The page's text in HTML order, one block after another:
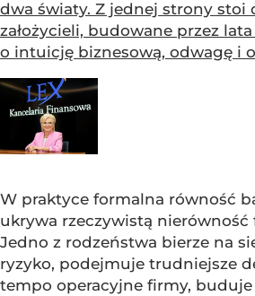
dwa światy. Z jednej strony stoi
założycieli, budowane przez
o intuicję biznesową, odwagę i
W praktyce formalna równość
ukrywa rzeczywistą nierówność
Jedno z rodzeństwa bierze na
ryzyko, podejmuje trudniejsze
tempo operacyjne firmy, buduje